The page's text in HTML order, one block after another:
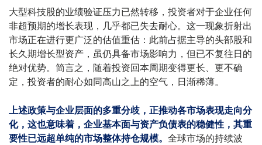
大型科技股的业绩验证压力已然转移，投资者对于企业任何
非超预期的增长表现，几乎都已失去耐心。这一现象折射出
市场正在进行更广泛的估值重估：此前占据主导的头部股和
长久期增长型资产，虽仍具备市场影响力，但已不复往日的
绝对优势。简言之，随着投资回本周期变得更长、更不确
定，投资者的耐心如同高山之上的空气，日渐稀薄。
上述政策与企业层面的多重分歧，正推动各市场表现走向分
化，这也意味着，企业基本面与资产负债表的稳健性，其重
要性已远超单纯的市场整体持仓规模。 全球市场的持续波